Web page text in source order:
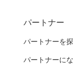
パートナー
パートナーを
パートナーに